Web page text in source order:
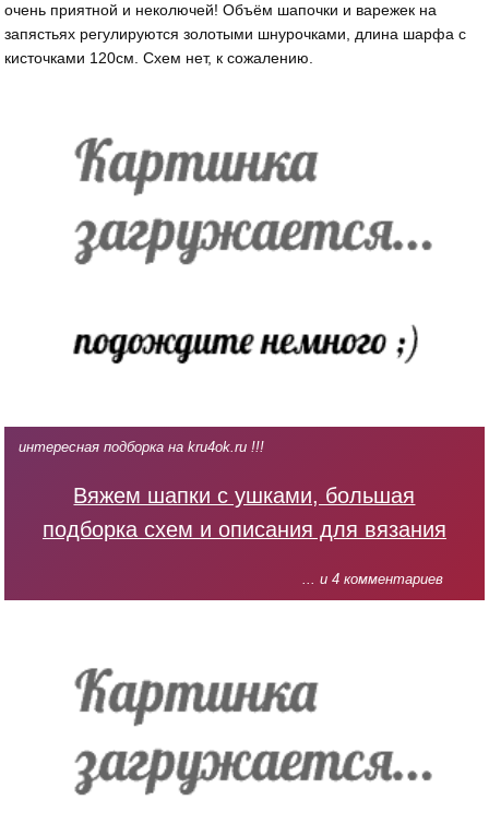
очень приятной и неколючей! Объём шапочки и варежек на
запястьях регулируются золотыми шнурочками, длина шарфа с
кисточками 120см. Схем нет, к сожалению.
интересная подборка на kru4ok.ru !!!
Вяжем шапки с ушками, большая
подборка схем и описания для вязания
... и 4 комментариев